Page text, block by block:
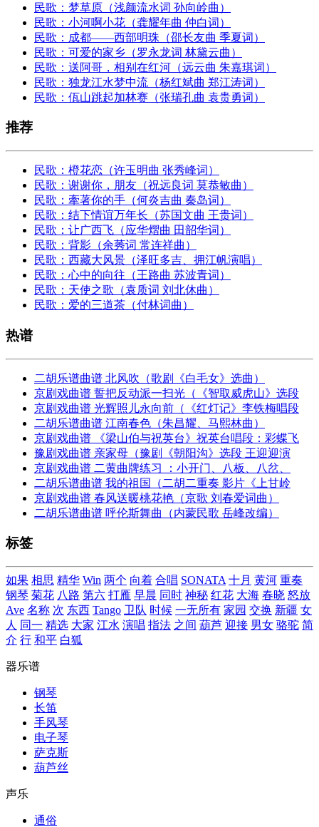
民歌：梦草原（浅颜流水词 孙向岭曲）
民歌：小河啊小花（龚耀年曲 仲白词）
民歌：成都——西部明珠（邵长友曲 季夏词）
民歌：可爱的家乡（罗永龙词 林黛云曲）
民歌：送阿哥，相别在红河（远云曲 朱嘉琪词）
民歌：独龙江水梦中流（杨红斌曲 郑江涛词）
民歌：佤山跳起加林赛（张瑞孔曲 袁贵勇词）
推荐
民歌：橙花恋（许玉明曲 张秀峰词）
民歌：谢谢你，朋友（祝远良词 莫恭敏曲）
民歌：牽著你的手（何炎吉曲 秦岛词）
民歌：结下情谊万年长（苏国文曲 王贵词）
民歌：让广西飞（应华熠曲 田韶华词）
民歌：背影（余莠词 常连祥曲）
民歌：西藏大风景（泽旺多吉、拥江帆演唱）
民歌：心中的向往（王路曲 苏波青词）
民歌：天使之歌（袁质词 刘北休曲）
民歌：爱的三道茶（付林词曲）
热谱
二胡乐谱曲谱 北风吹（歌剧《白毛女》选曲）
京剧戏曲谱 誓把反动派一扫光（《智取威虎山》选段
京剧戏曲谱 光辉照儿永向前（《红灯记》李铁梅唱段
二胡乐谱曲谱 江南春色（朱昌耀、马熙林曲）
京剧戏曲谱 《梁山伯与祝英台》祝英台唱段：彩蝶飞
豫剧戏曲谱 亲家母（豫剧《朝阳沟》选段 王迎迎演
京剧戏曲谱 二黄曲牌练习 ：小开门、八板、八岔、
二胡乐谱曲谱 我的祖国（二胡二重奏 影片《上甘岭
京剧戏曲谱 春风送暖桃花艳（京歌 刘春爱词曲）
二胡乐谱曲谱 呼伦斯舞曲（内蒙民歌 岳峰改编）
标签
如果 相思 精华 Win 两个 向着 合唱 SONATA 十月 黄河 重奏
钢琴 菊花 八路 第六 打雁 早晨 同时 神秘 红花 大海 春晓 怒放
Ave 名称 次 东西 Tango 卫队 时候 一无所有 家园 交换 新疆 女
人 同一 精选 大家 江水 演唱 指法 之间 葫芦 迎接 男女 骆驼 简
介 行 和平 白狐
器乐谱
钢琴
长笛
手风琴
电子琴
萨克斯
葫芦丝
声乐
通俗